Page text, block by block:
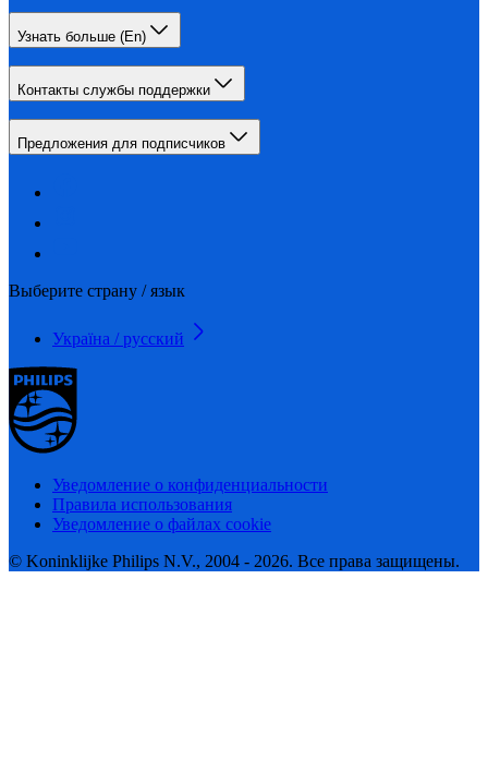
Узнать больше (En)
Контакты службы поддержки
Предложения для подписчиков
Выберите страну / язык
Україна / русский
Уведомление о конфиденциальности
Правила использования
Уведомление о файлах cookie
© Koninklijke Philips N.V., 2004 - 2026. Все права защищены.